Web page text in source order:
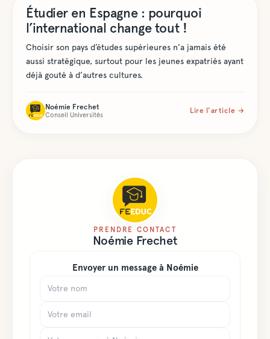
Étudier en Espagne : pourquoi
l’international change tout !
Choisir son pays d’études supérieures n’a jamais été
aussi stratégique, surtout pour les jeunes expatriés ayant
déjà gouté à d’autres cultures.
Noémie Frechet
Conseil Universités Lire l’article →
PRENDRE CONTACT
Noémie Frechet
Envoyer un message à Noémie